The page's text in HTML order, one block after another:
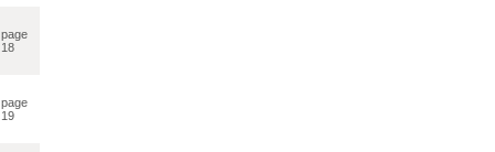
page
18
page
19